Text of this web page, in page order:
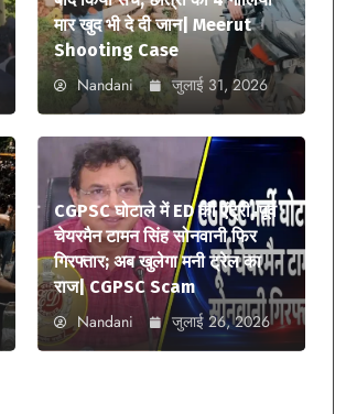
मार खुद भी दे दी जान| Meerut
Shooting Case
Nandani जुलाई 31, 2026
CGPSC घोटाले में ED की एंट्री, पूर्व
चेयरमैन टामन सिंह सोनवानी फिर
गिरफ्तार; अब खुलेगा मनी ट्रेल का
राज| CGPSC Scam
Nandani जुलाई 26, 2026